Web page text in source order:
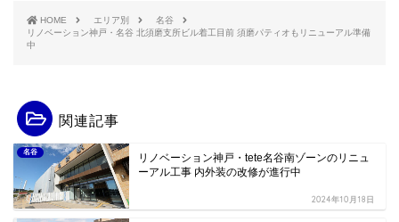
HOME エリア別
名谷
リノベーション神戸・名谷 北須磨支所ビル着工目前 須磨パティオもリニューアル準備
中
関連記事
名谷
リノベーション神戸・tete名谷南ゾーンのリニュ
ーアル工事 内外装の改修が進行中
2024年10月18日